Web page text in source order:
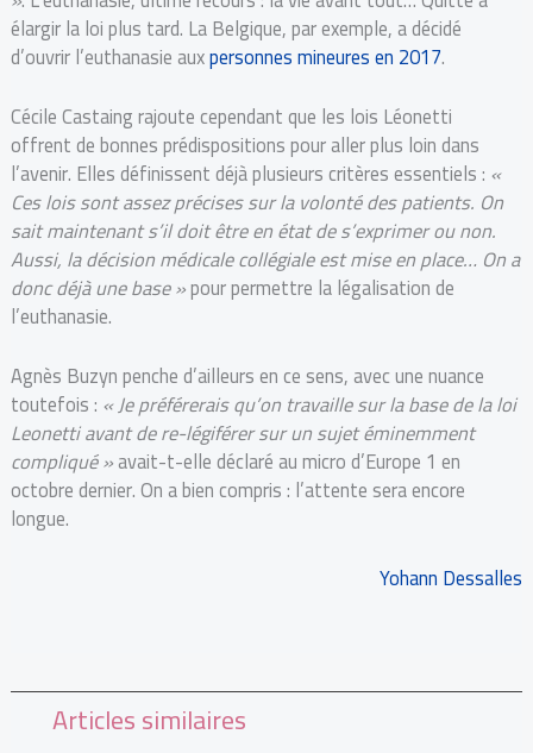
élargir la loi plus tard. La Belgique, par exemple, a décidé
d’ouvrir l’euthanasie auxpersonnes mineures en 2017.
Cécile Castaing rajoute cependant que les lois Léonetti
offrent de bonnes prédispositions pour aller plus loin dans
l’avenir. Elles définissent déjà plusieurs critères essentiels : «
Ces lois sont assez précises sur la volonté des patients. On
sait maintenant s’il doit être en état de s’exprimer ou non.
Aussi, la décision médicale collégiale est mise en place… On a
donc déjà une base »pour permettre la légalisation de
l’euthanasie.
Agnès Buzyn penche d’ailleurs en ce sens, avec une nuance
toutefois : « Je préférerais qu’on travaille sur la base de la loi
Leonetti avant de re-légiférer sur un sujet éminemment
compliqué »avait-t-elle déclaré au micro d’Europe 1 en
octobre dernier. On a bien compris : l’attente sera encore
longue.
Yohann Dessalles
Articles similaires